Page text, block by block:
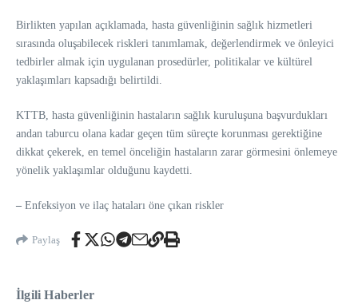
Birlikten yapılan açıklamada, hasta güvenliğinin sağlık hizmetleri
sırasında oluşabilecek riskleri tanımlamak, değerlendirmek ve önleyici
tedbirler almak için uygulanan prosedürler, politikalar ve kültürel
yaklaşımları kapsadığı belirtildi.
KTTB, hasta güvenliğinin hastaların sağlık kuruluşuna başvurdukları
andan taburcu olana kadar geçen tüm süreçte korunması gerektiğine
dikkat çekerek, en temel önceliğin hastaların zarar görmesini önlemeye
yönelik yaklaşımlar olduğunu kaydetti.
– Enfeksiyon ve ilaç hataları öne çıkan riskler
Paylaş
İlgili Haberler